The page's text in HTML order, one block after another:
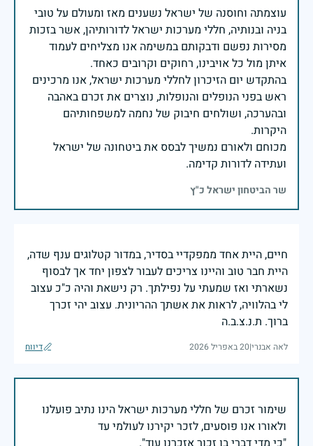
עוצמתה וחוסנה של ישראל נשענים מאז ומעולם על טובי
בניה ובנותיה, חללי מערכות ישראל לדורותיהן, אשר בזכות
מסירות נפשם ודבקותם במשימה אנו מצליחים לעמוד
בהתקדש יום הזיכרון לחללי מערכות ישראל, אנו מרכינים
ראש בפני הנופלים והנופלות, נוצרים את זכרם באהבה
ובהערכה, ושולחים חיבוק של נחמה למשפחותיהם
מכוחם ולאורם נמשיך לבסס את ביטחונה של ישראל
ועתידה לדורות קדימה.
שר הביטחון ישראל כ"ץ
חיים, היית אחד ממפקדיי בסדיר, במדור קטלוגים ענף שדה,
היית חבר טוב והיינו צריכים לעבור לצפון יחד אך לבסוף
נשארתי ואז שמעתי על נפילתך. רק נישאת והיה כ"כ עצוב
לי בהלוויה, לראות את אשתך ההריונית. עצוב יהי זכרך
ברוך. ת.נ.צ.ב.ה
לאה אבנרי|20 באפריל 2026 דיווח
שימור זכרם של חללי מערכות ישראל הינו נתיב פועלנו